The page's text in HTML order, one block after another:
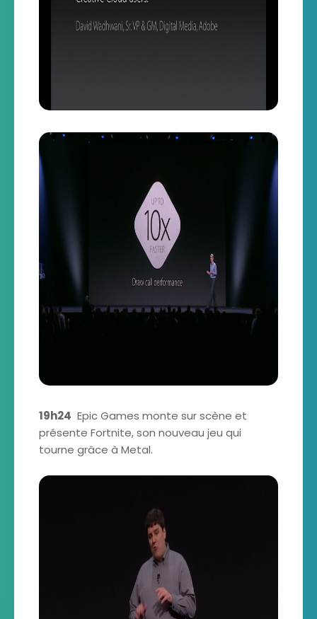
19h24 Epic Games monte sur scène et
présente Fortnite, son nouveau jeu qui
tourne grâce à Metal.